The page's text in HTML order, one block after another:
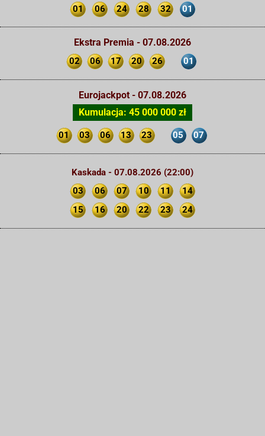
01 06 24 28 32 01
Ekstra Premia - 07.08.2026
02 06 17 20 26 01
Eurojackpot - 07.08.2026
Kumulacja: 45 000 000 zł
01 03 06 13 23 05 07
Kaskada - 07.08.2026 (22:00)
03
06 07 10 11
14
15
16 20 22 23 24